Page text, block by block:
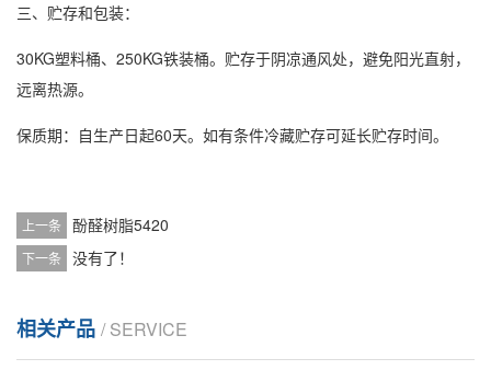
三、贮存和包装：
30KG塑料桶、250KG铁装桶。贮存于阴凉通风处，避免阳光直射，
远离热源。
保质期：自生产日起60天。如有条件冷藏贮存可延长贮存时间。
上一条 酚醛树脂5420
下一条 没有了！
相关产品 / SERVICE